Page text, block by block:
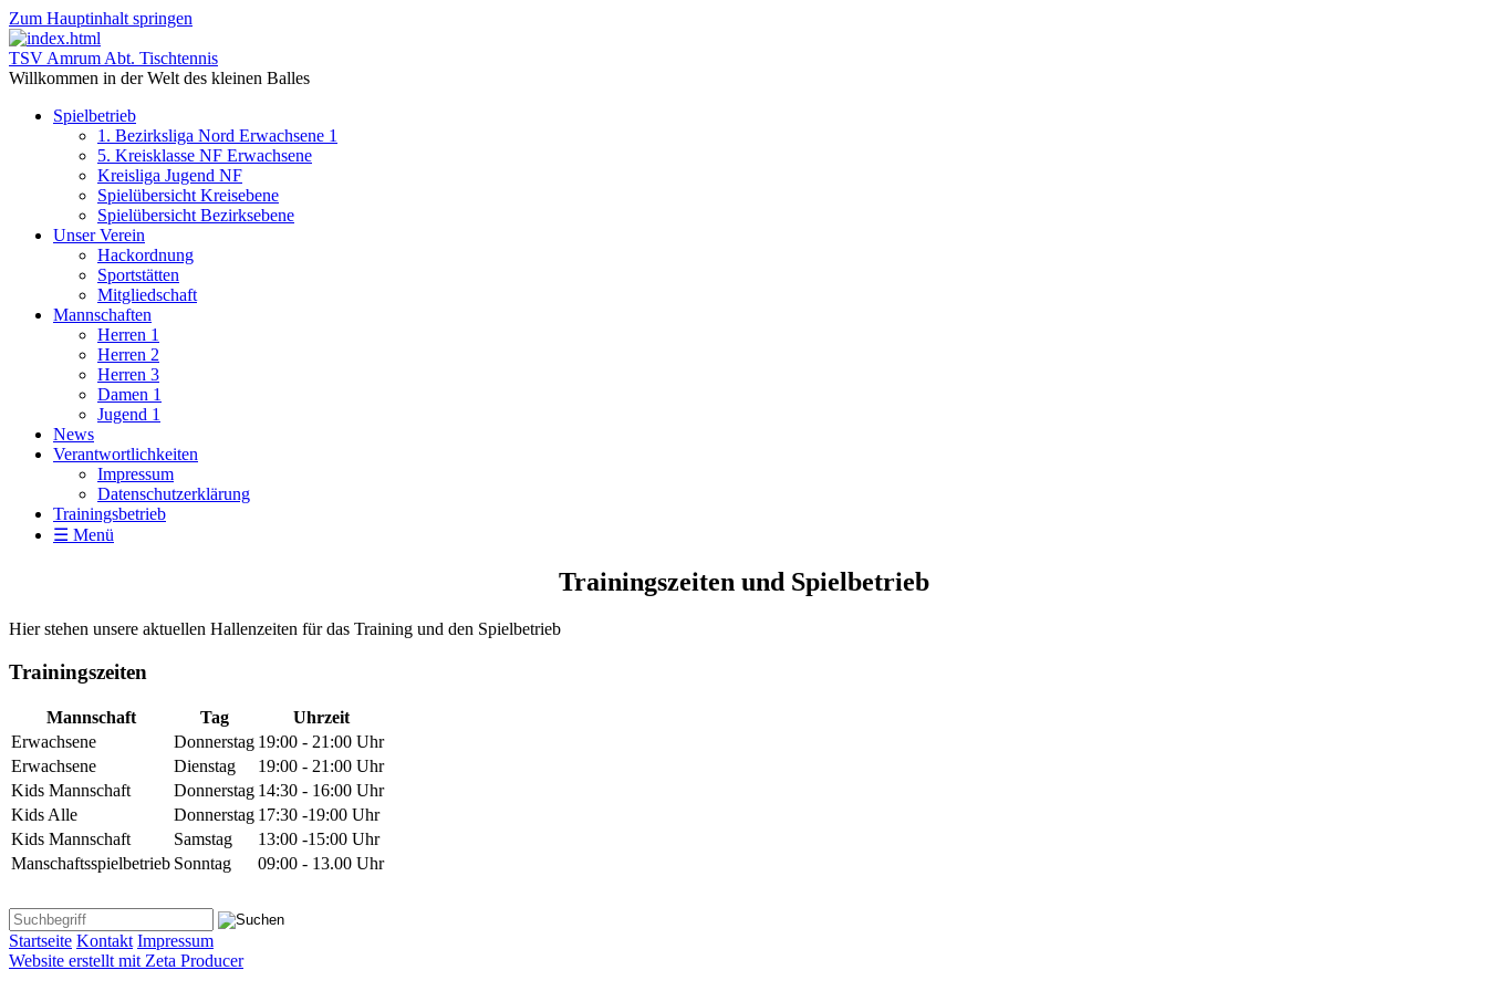
Zum Hauptinhalt springen
TSV Amrum Abt. Tischtennis
Willkommen in der Welt des kleinen Balles
Spielbetrieb
1. Bezirksliga Nord Erwachsene 1
5. Kreisklasse NF Erwachsene
Kreisliga Jugend NF
Spielübersicht Kreisebene
Spielübersicht Bezirksebene
Unser Verein
Hackordnung
Sportstätten
Mitgliedschaft
Mannschaften
Herren 1
Herren 2
Herren 3
Damen 1
Jugend 1
News
Verantwortlichkeiten
Impressum
Datenschutzerklärung
Trainingsbetrieb
☰ Menü
Trainingszeiten und Spielbetrieb
Hier stehen unsere aktuellen Hallenzeiten für das Training und den Spielbetrieb
Trainingszeiten
Mannschaft Tag
Uhrzeit
Erwachsene
Donnerstag 19:00 - 21:00 Uhr
Erwachsene
Dienstag
19:00 - 21:00 Uhr
Kids Mannschaft
Donnerstag 14:30 - 16:00 Uhr
Kids Alle
Donnerstag 17:30 -19:00 Uhr
Kids Mannschaft
Samstag
13:00 -15:00 Uhr
Manschaftsspielbetrieb Sonntag 09:00 - 13.00 Uhr
Startseite Kontakt Impressum
Website erstellt mit Zeta Producer